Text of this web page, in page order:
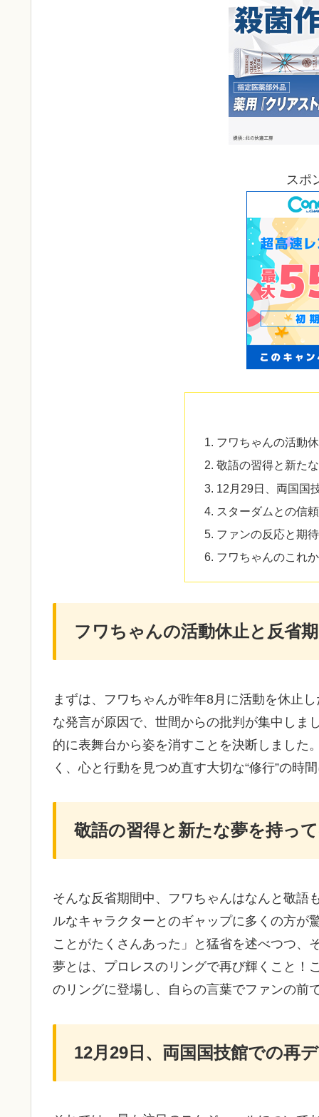
スポ
フワちゃんの活動
敬語の習得と新た
12月29日、両国国
スターダムとの信
ファンの反応と期待
フワちゃんのこれ
フワちゃんの活動休止と反省
まずは、フワちゃんが昨年8月に活動を休止
な発言が原因で、世間からの批判が集中しま
的に表舞台から姿を消すことを決断しました
く、心と行動を見つめ直す大切な“修行”の時
敬語の習得と新たな夢を持っ
そんな反省期間中、フワちゃんはなんと敬語
ルなキャラクターとのギャップに多くの方が
ことがたくさんあった」と猛省を述べつつ、
夢とは、プロレスのリングで再び輝くこと！
のリングに登場し、自らの言葉でファンの前
12月29日、両国国技館での再